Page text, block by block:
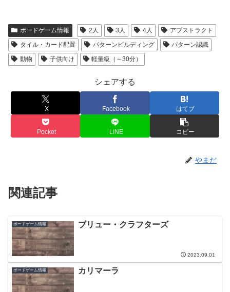
ボードゲーム情報 2人 3人 4人
アブストラクト
タイル・カード配置
パターンビルディング
パターン認識
動物
子供向け 軽量級（～30分）
シェアする
X Facebook はてブ
Pocket LINE コピー
やまだ
関連記事
ボードゲーム情報 ブリュー・クラフターズ
2023.09.01
ボードゲーム情報 カリマーラ